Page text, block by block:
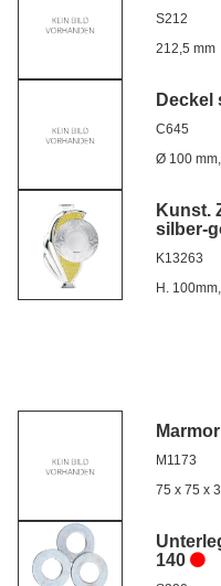
S212
212,5 mm
Deckel
C645
Ø 100
Kunst.
silber-
K13263
H.
M1173
75 x 75 x
140